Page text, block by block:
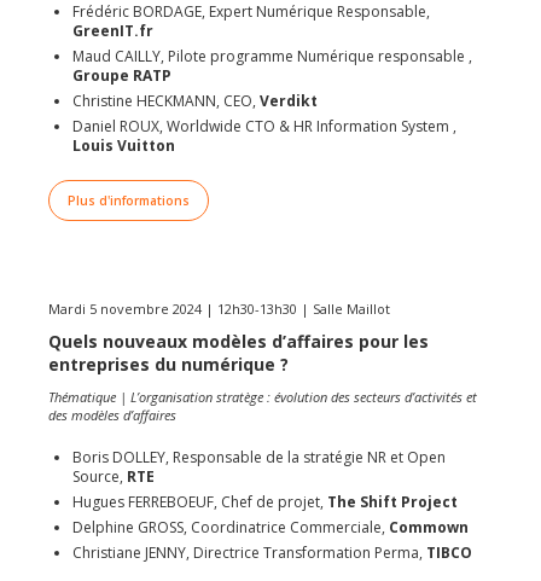
Frédéric BORDAGE, Expert Numérique Responsable,
GreenIT.fr
Maud CAILLY, Pilote programme Numérique responsable ,
Groupe RATP
Christine HECKMANN, CEO, Verdikt
Daniel ROUX, Worldwide CTO & HR Information System ,
Louis Vuitton
Plus d'informations
Mardi 5 novembre 2024 | 12h30-13h30 | Salle Maillot
Quels nouveaux modèles d’affaires pour les
entreprises du numérique ?
Thématique | L’organisation stratège : évolution des secteurs d’activités et
des modèles d’affaires
Boris DOLLEY, Responsable de la stratégie NR et Open
Source, RTE
Hugues FERREBOEUF, Chef de projet, The Shift Project
Delphine GROSS, Coordinatrice Commerciale, Commown
Christiane JENNY, Directrice Transformation Perma, TIBCO